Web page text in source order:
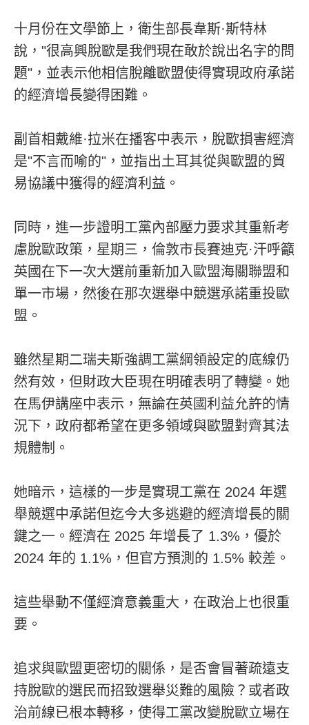
十月份在文學節上，衛生部長韋斯·斯特林
說，"很高興脫歐是我們現在敢於說出名字的問
題"，並表示他相信脫離歐盟使得實現政府承諾
的經濟增長變得困難。
副首相戴維·拉米在播客中表示，脫歐損害經濟
是"不言而喻的"，並指出土耳其從與歐盟的貿
易協議中獲得的經濟利益。
同時，進一步證明工黨內部壓力要求其重新考
慮脫歐政策，星期三，倫敦市長賽迪克·汗呼籲
英國在下一次大選前重新加入歐盟海關聯盟和
單一市場，然後在那次選舉中競選承諾重投歐
盟。
雖然星期二瑞夫斯強調工黨綱領設定的底線仍
然有效，但財政大臣現在明確表明了轉變。她
在馬伊講座中表示，無論在英國利益允許的情
況下，政府都希望在更多領域與歐盟對齊其法
規體制。
她暗示，這樣的一步是實現工黨在 2024 年選
舉競選中承諾但迄今大多逃避的經濟增長的關
鍵之一。經濟在 2025 年增長了 1.3%，優於
2024 年的 1.1%，但官方預測的 1.5% 較差。
這些舉動不僅經濟意義重大，在政治上也很重
要。
追求與歐盟更密切的關係，是否會冒著疏遠支
持脫歐的選民而招致選舉災難的風險？或者政
治前線已根本轉移，使得工黨改變脫歐立場在